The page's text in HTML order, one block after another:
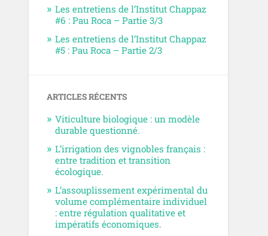
Les entretiens de l’Institut Chappaz
#6 : Pau Roca – Partie 3/3
Les entretiens de l’Institut Chappaz
#5 : Pau Roca – Partie 2/3
ARTICLES RÉCENTS
Viticulture biologique : un modèle
durable questionné.
L’irrigation des vignobles français :
entre tradition et transition
écologique.
L’assouplissement expérimental du
volume complémentaire individuel
: entre régulation qualitative et
impératifs économiques.